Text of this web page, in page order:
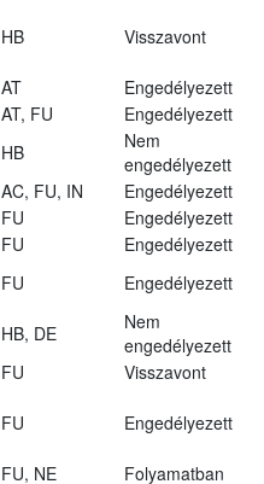
HB Visszavont
AT
Engedélyezett
AT, FU
Engedélyezett
HB
Nem
engedélyezett
AC, FU, IN
Engedélyezett
FU
Engedélyezett
FU
Engedélyezett
FU Engedélyezett
HB, DE
Nem
engedélyezett
FU
Visszavont
FU Engedélyezett
FU, NE
Folyamatban